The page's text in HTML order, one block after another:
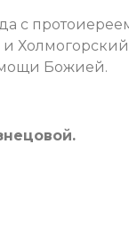
с
Божией.